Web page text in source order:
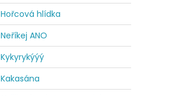
Hořcová hlídka
Neříkej ANO
Kykyrykýýý
Kakasána